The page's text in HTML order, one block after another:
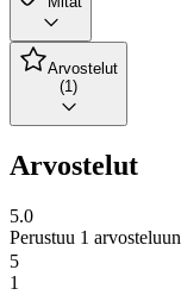
Arvostelut
(1)
Arvostelut
5.0
Perustuu 1 arvosteluun
5
1